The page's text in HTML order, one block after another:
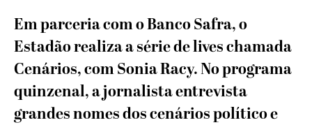
Em parceria com o Banco Safra, o
Estadão realiza a série de lives chamada
Cenários, com Sonia Racy. No programa
quinzenal, a jornalista entrevista
grandes nomes dos cenários político e